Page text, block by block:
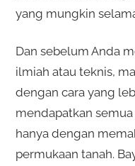
yang mungkin
Dan sebelum Anda
ilmiah atau teknis,
dengan cara yang
mendapatkan
hanya dengan
permukaan tanah.